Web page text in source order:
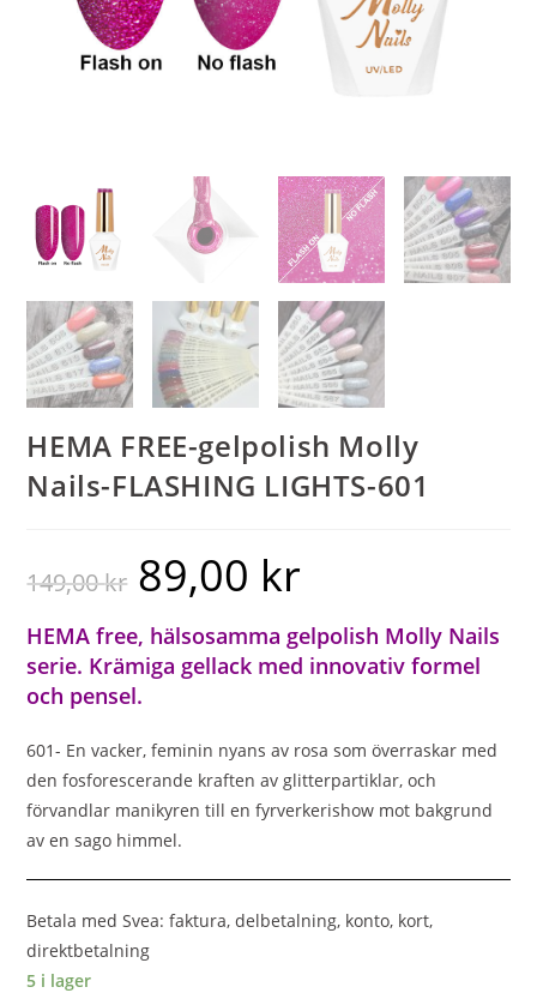
HEMA FREE-gelpolish Molly
Nails-FLASHING LIGHTS-601
149,00kr 89,00 kr
HEMA free, hälsosamma gelpolish Molly Nails
serie. Krämiga gellack med innovativ formel
och pensel.
601- En vacker, feminin nyans av rosa som överraskar med
den fosforescerande kraften av glitterpartiklar, och
förvandlar manikyren till en fyrverkerishow mot bakgrund
av en sago himmel.
Betala med Svea: faktura, delbetalning, konto, kort,
direktbetalning
5 i lager